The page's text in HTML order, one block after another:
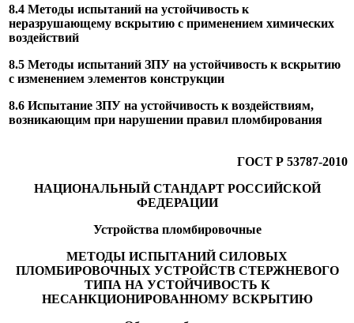
8.4 Методы испытаний на устойчивость к
неразрушающему вскрытию с применением химических
воздействий
8.5 Методы испытаний ЗПУ на устойчивость к вскрытию
с изменением элементов конструкции
8.6 Испытание ЗПУ на устойчивость к воздействиям,
возникающим при нарушении правил пломбирования
ГОСТ Р 53787-2010
НАЦИОНАЛЬНЫЙ СТАНДАРТ РОССИЙСКОЙ
ФЕДЕРАЦИИ
Устройства пломбировочные
МЕТОДЫ ИСПЫТАНИЙ СИЛОВЫХ
ПЛОМБИРОВОЧНЫХ УСТРОЙСТВ СТЕРЖНЕВОГО
ТИПА НА УСТОЙЧИВОСТЬ К
НЕСАНКЦИОНИРОВАННОМУ ВСКРЫТИЮ